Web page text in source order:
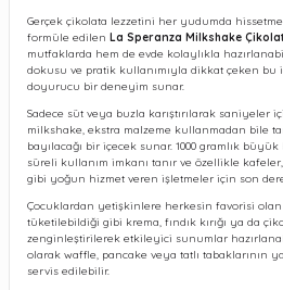
Gerçek çikolata lezzetini her yudumda
formüle edilen La Speranza Milkshake
mutfaklarda hem de evde kolaylıkla
dokusu ve pratik kullanımıyla dikkat çeken bu
doyurucu bir deneyim sunar.
Sadece süt veya buzla karıştırılarak saniyeler
milkshake, ekstra malzeme kullanmadan bile
bayılacağı bir içecek sunar. 1000 gramlık
süreli kullanım imkanı tanır ve özellikle
gibi yoğun hizmet veren işletmeler için son
Çocuklardan yetişkinlere herkesin favorisi
tüketilebildiği gibi krema, fındık kırığı ya da
zenginleştirilerek etkileyici sunumlar
olarak waffle, pancake veya tatlı tabaklarının
servis edilebilir.